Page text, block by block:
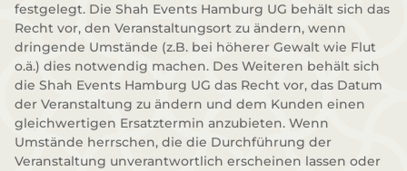
festgelegt. Die Shah Events Hamburg UG behält sich das
Recht vor, den Veranstaltungsort zu ändern, wenn
dringende Umstände (z.B. bei höherer Gewalt wie Flut
o.ä.) dies notwendig machen. Des Weiteren behält sich
die Shah Events Hamburg UG das Recht vor, das Datum
der Veranstaltung zu ändern und dem Kunden einen
gleichwertigen Ersatztermin anzubieten. Wenn
Umstände herrschen, die die Durchführung der
Veranstaltung unverantwortlich erscheinen lassen oder